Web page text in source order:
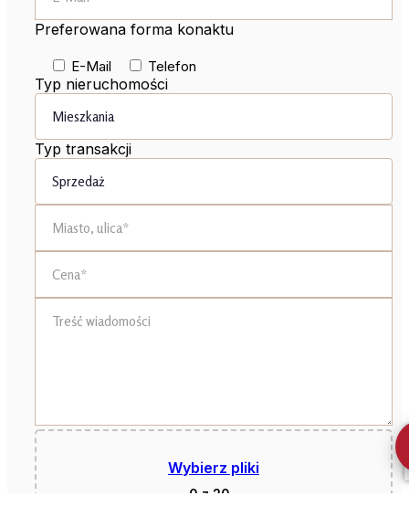
Preferowana forma konaktu
E-Mail Telefon
Typ nieruchomości
Typ transakcji
Wybierz pliki
0 z 20